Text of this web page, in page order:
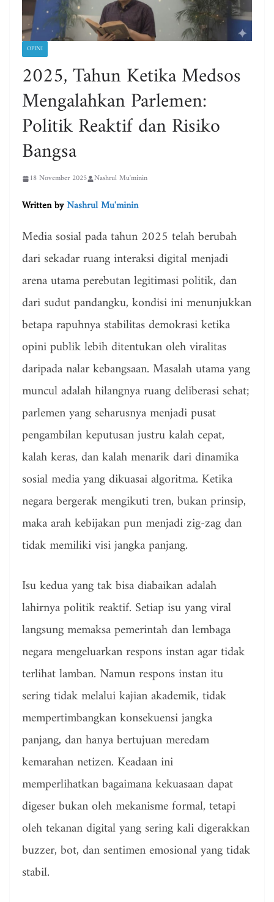
OPINI
2025, Tahun Ketika Medsos
Mengalahkan Parlemen:
Politik Reaktif dan Risiko
Bangsa
18 November 2025 Nashrul Mu'minin
Written byNashrul Mu'minin
Media sosial pada tahun 2025 telah berubah
dari sekadar ruang interaksi digital menjadi
arena utama perebutan legitimasi politik, dan
dari sudut pandangku, kondisi ini menunjukkan
betapa rapuhnya stabilitas demokrasi ketika
opini publik lebih ditentukan oleh viralitas
daripada nalar kebangsaan. Masalah utama yang
muncul adalah hilangnya ruang deliberasi sehat;
parlemen yang seharusnya menjadi pusat
pengambilan keputusan justru kalah cepat,
kalah keras, dan kalah menarik dari dinamika
sosial media yang dikuasai algoritma. Ketika
negara bergerak mengikuti tren, bukan prinsip,
maka arah kebijakan pun menjadi zig-zag dan
tidak memiliki visi jangka panjang.
Isu kedua yang tak bisa diabaikan adalah
lahirnya politik reaktif. Setiap isu yang viral
langsung memaksa pemerintah dan lembaga
negara mengeluarkan respons instan agar tidak
terlihat lamban. Namun respons instan itu
sering tidak melalui kajian akademik, tidak
mempertimbangkan konsekuensi jangka
panjang, dan hanya bertujuan meredam
kemarahan netizen. Keadaan ini
memperlihatkan bagaimana kekuasaan dapat
digeser bukan oleh mekanisme formal, tetapi
oleh tekanan digital yang sering kali digerakkan
buzzer, bot, dan sentimen emosional yang tidak
stabil.